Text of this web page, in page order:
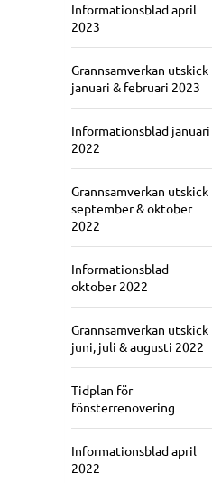
Informationsblad april
2023
Grannsamverkan utskick
januari & februari 2023
Informationsblad januari
2022
Grannsamverkan utskick
september & oktober
2022
Informationsblad
oktober 2022
Grannsamverkan utskick
juni, juli & augusti 2022
Tidplan för
fönsterrenovering
Informationsblad april
2022